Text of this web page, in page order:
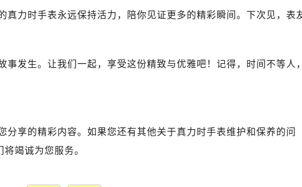
真力时手表永远保持活力，陪你见证更多的精彩瞬间。下次见，表
事发生。让我们一起，享受这份精致与优雅吧！记得，时间不等人，
分享的精彩内容。如果您还有其他关于真力时手表维护和保养的问
竭诚为您服务。